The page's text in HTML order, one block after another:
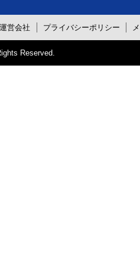
運営会社 プライバシーポリシー
Reserved.